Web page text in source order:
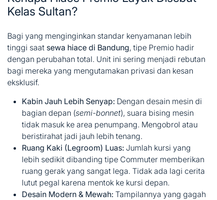
Kelas Sultan?
Bagi yang menginginkan standar kenyamanan lebih
tinggi saat sewa hiace di Bandung, tipe Premio hadir
dengan perubahan total. Unit ini sering menjadi rebutan
bagi mereka yang mengutamakan privasi dan kesan
eksklusif.
Kabin Jauh Lebih Senyap: Dengan desain mesin di
bagian depan (semi-bonnet), suara bising mesin
tidak masuk ke area penumpang. Mengobrol atau
beristirahat jadi jauh lebih tenang.
Ruang Kaki (Legroom) Luas: Jumlah kursi yang
lebih sedikit dibanding tipe Commuter memberikan
ruang gerak yang sangat lega. Tidak ada lagi cerita
lutut pegal karena mentok ke kursi depan.
Desain Modern & Mewah: Tampilannya yang gagah